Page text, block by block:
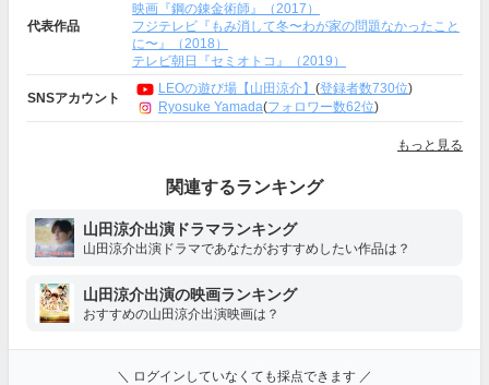
代表作品
映画『鋼の錬金術師』（2017）
フジテレビ『もみ消して冬〜わが家の問題なかったこと
に〜』（2018）
テレビ朝日『セミオトコ』（2019）
SNSアカウント
LEOの遊び場【山田涼介】 (登録者数730位)
Ryosuke Yamada(フォロワー数62位)
もっと見る
関連するランキング
山田涼介出演ドラマランキング
山田涼介出演ドラマであなたがおすすめしたい作品は？
山田涼介出演の映画ランキング
おすすめの山田涼介出演映画は？
＼ ログインしていなくても採点できます ／